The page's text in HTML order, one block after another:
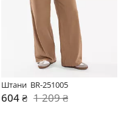
Штани  BR-251005
604 ₴ 1 209 ₴